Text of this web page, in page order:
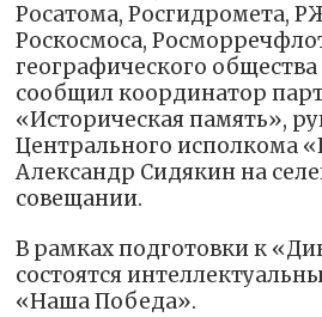
Росатома, Росгидромета,
Роскосмоса,
географического общества
сообщил координатор
«Историческая память»,
Центрального исполкома
Александр Сидякин на
совещании.
В рамках подготовки к
состоятся
«Наша Победа».